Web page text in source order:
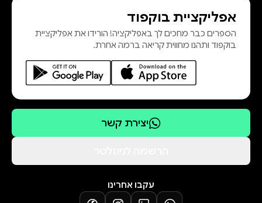
אפליקציית בוקפוד
הספרים כבר מחכים לך באפליקציה! הורידו את אפליקציית
בוקפוד ותהנו מחווית קריאה ברמה אחרת.
יצירת קשר
עקבו אחרינו